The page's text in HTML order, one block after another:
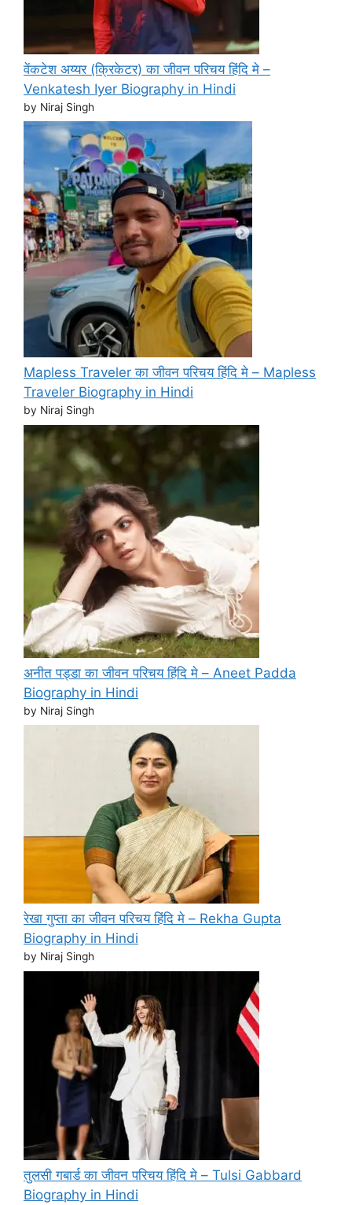
वेंकटेश अय्यर (क्रिकेटर) का जीवन परिचय हिंदि मे –
Venkatesh Iyer Biography in Hindi
by Niraj Singh
Mapless Traveler का जीवन परिचय हिंदि मे – Mapless
Traveler Biography in Hindi
by Niraj Singh
अनीत पड्डा का जीवन परिचय हिंदि मे – Aneet Padda
Biography in Hindi
by Niraj Singh
रेखा गुप्ता का जीवन परिचय हिंदि मे – Rekha Gupta
Biography in Hindi
by Niraj Singh
तुलसी गबार्ड का जीवन परिचय हिंदि मे – Tulsi Gabbard
Biography in Hindi